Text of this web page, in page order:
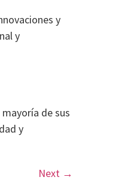
y
y
de sus
y
Next →